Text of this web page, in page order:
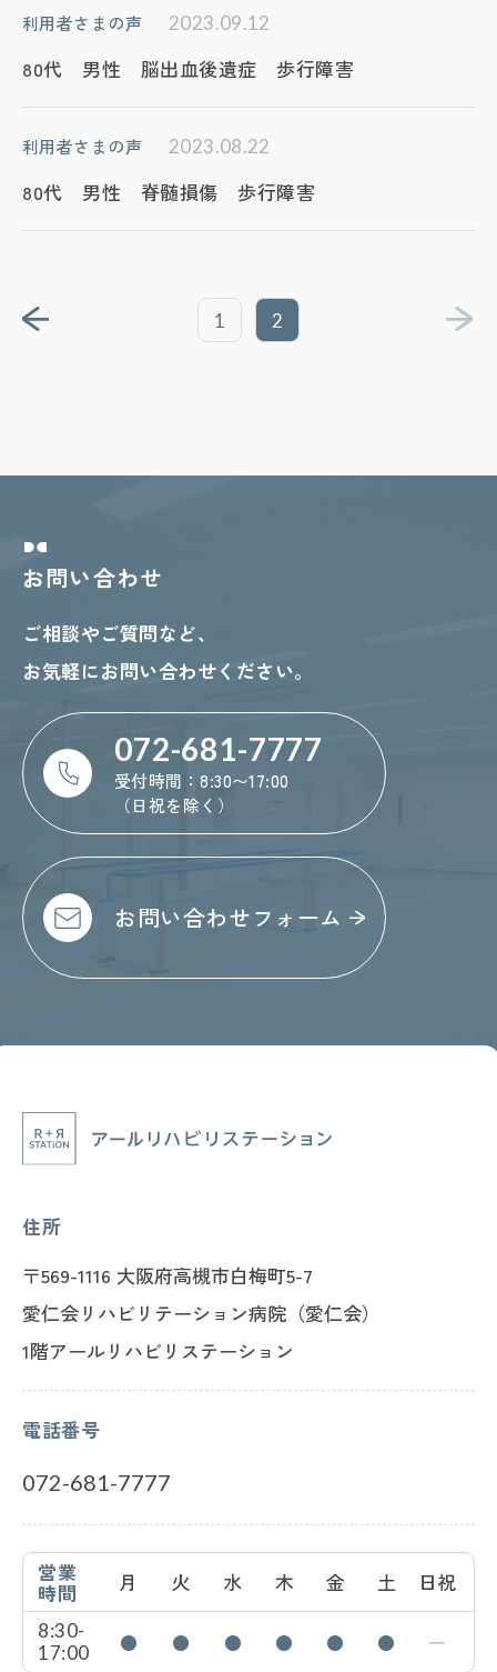
利用者さまの声 2023.09.12
80代 男性 脳出血後遺症 歩行障害
利用者さまの声 2023.08.22
80代 男性 脊髄損傷 歩行障害
1 2
お問い合わせ
ご相談やご質問など、
お気軽にお問い合わせください。
072-681-7777
受付時間：8:30〜17:00
（日祝を除く）
お問い合わせフォーム
住所
〒569-1116 大阪府高槻市白梅町5-7
愛仁会リハビリテーション病院（愛仁会）
1階アールリハビリステーション
電話番号
072-681-7777
営業
時間 月 火 水 木 金 土 日祝
8:30-
17:00
● ● ● ● ● ● ―